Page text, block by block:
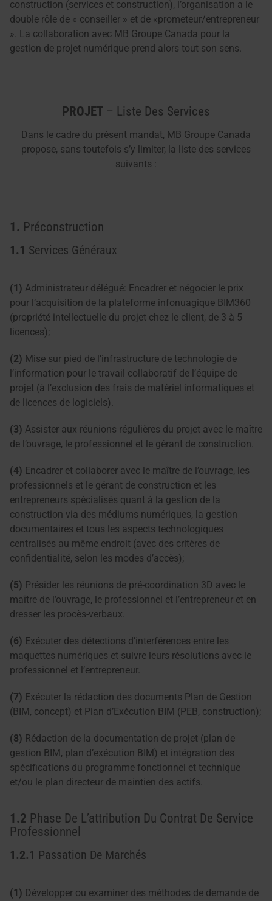
construction (services et construction), l’organisation a le
double rôle de « conseiller » et de «prometeur/entrepreneur
». La collaboration avec MB Groupe Canada pour la
gestion de projet numérique prend alors tout son sens.
PROJET – Liste Des Services
Dans le cadre du présent mandat, MB Groupe Canada
propose, sans toutefois s’y limiter, la liste des services
suivants :
1. Préconstruction
1.1 Services Généraux
(1) Administrateur délégué: Encadrer et négocier le prix
pour l’acquisition de la plateforme infonuagique BIM360
(propriété intellectuelle du projet chez le client, de 3 à 5
licences);
(2) Mise sur pied de l’infrastructure de technologie de
l’information pour le travail collaboratif de l’équipe de
projet (à l’exclusion des frais de matériel informatiques et
de licences de logiciels).
(3) Assister aux réunions régulières du projet avec le maître
de l’ouvrage, le professionnel et le gérant de construction.
(4) Encadrer et collaborer avec le maître de l’ouvrage, les
professionnels et le gérant de construction et les
entrepreneurs spécialisés quant à la gestion de la
construction via des médiums numériques, la gestion
documentaires et tous les aspects technologiques
centralisés au même endroit (avec des critères de
confidentialité, selon les modes d’accès);
(5) Présider les réunions de pré-coordination 3D avec le
maître de l’ouvrage, le professionnel et l’entrepreneur et en
dresser les procès-verbaux.
(6) Exécuter des détections d’interférences entre les
maquettes numériques et suivre leurs résolutions avec le
professionnel et l’entrepreneur.
(7) Exécuter la rédaction des documents Plan de Gestion
(BIM, concept) et Plan d’Exécution BIM (PEB, construction);
(8) Rédaction de la documentation de projet (plan de
gestion BIM, plan d’exécution BIM) et intégration des
spécifications du programme fonctionnel et technique
et/ou le plan directeur de maintien des actifs.
1.2 Phase De L’attribution Du Contrat De Service
Professionnel
1.2.1 Passation De Marchés
(1) Développer ou examiner des méthodes de demande de